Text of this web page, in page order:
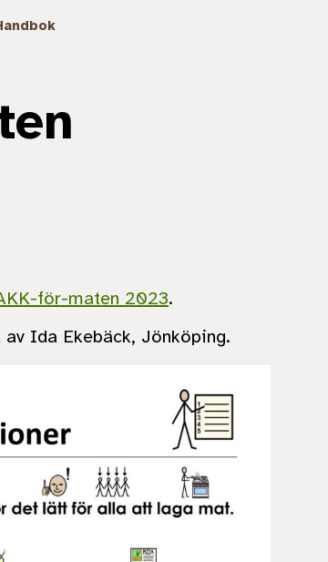
för-maten 2023.
Ida Ekebäck, Jönköping.